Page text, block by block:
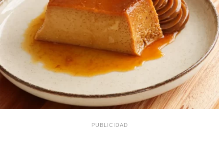
PUBLICIDAD